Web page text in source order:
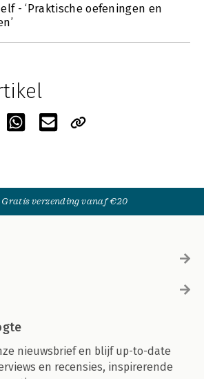
- ‘Praktische oefeningen en
Gratis verzending vanaf €20
nieuwsbrief en blijf up-to-date
en recensies, inspirerende